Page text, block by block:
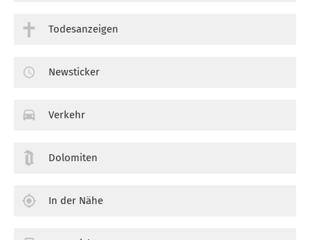
Todesanzeigen
Newsticker
Verkehr
Dolomiten
In der Nähe